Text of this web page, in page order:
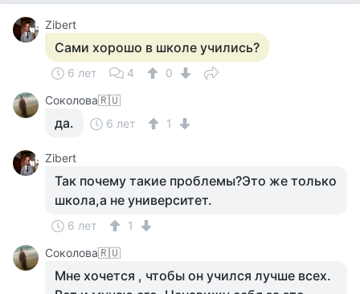
Zibert
Сами хорошо в школе учились?
6 лет 4
0
Соколова🇷🇺
да. 6 лет 1
Zibert
Так почему такие проблемы?Это же только
школа,а не университет.
6 лет
1
Соколова🇷🇺
Мне хочется , чтобы он учился лучше всех.